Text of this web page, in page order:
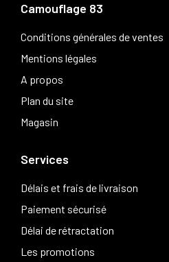
Camouflage 83
Conditions générales de ventes
Mentions légales
A propos
Plan du site
Magasin
Services
Délais et frais de livraison
Paiement sécurisé
Délai de rétractation
Les promotions